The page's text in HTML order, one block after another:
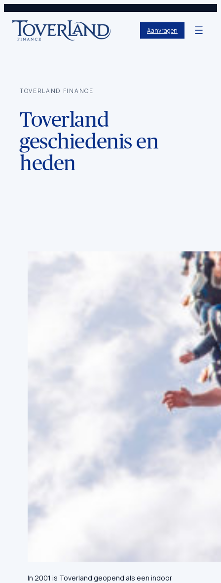
Aanvragen
TOVERLAND FINANCE
Toverland
geschiedenis en
heden
In 2001 is Toverland geopend als een indoor